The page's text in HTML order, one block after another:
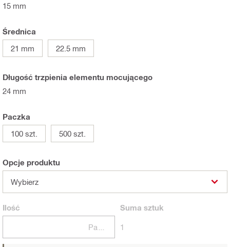
15 mm
Średnica
21 mm
22.5 mm
Długość trzpienia elementu mocującego
24 mm
Paczka
100 szt.
500 szt.
Opcje produktu
Wybierz
Ilość Suma sztuk
1